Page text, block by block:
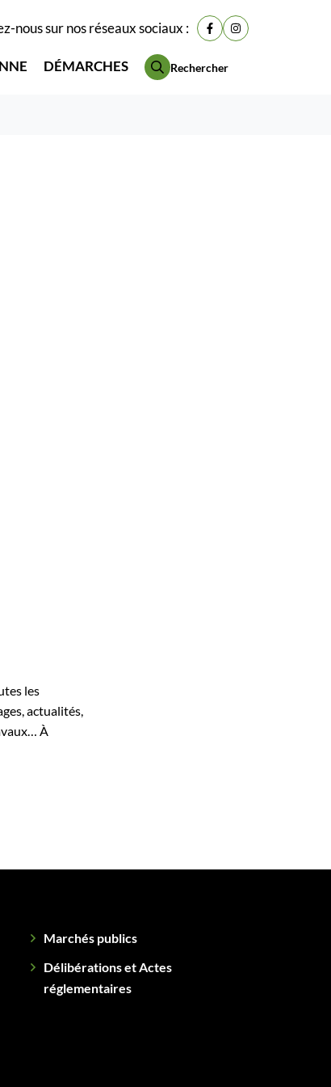
nous sur nos réseaux sociaux : Lien vers le compte
Lien vers le
DÉMARCHES Rechercher
les
actualités,
À
Marchés publics
Délibérations et Actes
réglementaires